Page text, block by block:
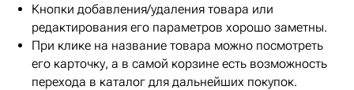
Кнопки добавления/удаления товара или
редактирования его параметров хорошо заметны.
При клике на название товара можно посмотреть
его карточку, а в самой корзине есть возможность
перехода в каталог для дальнейших покупок.